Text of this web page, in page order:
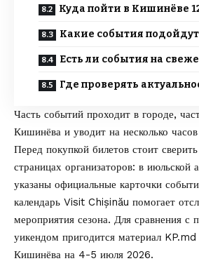
Куда пойти в Кишинёве
Какие события
Есть ли события на
Где проверять
Часть событий проходит в городе,
Кишинёва и уводит на несколько
Перед покупкой билетов стоит
страницах организаторов: в
указаны официальные карточки
календарь Visit Chișinău помогает
мероприятия сезона. Для сравнения
уикендом пригодится материал KP.md
Кишинёва на 4-5 июля 2026.